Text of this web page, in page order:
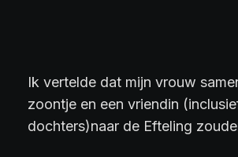
Ik vertelde dat mijn vrouw
zoontje en een vriendin
dochters)naar de Efteling